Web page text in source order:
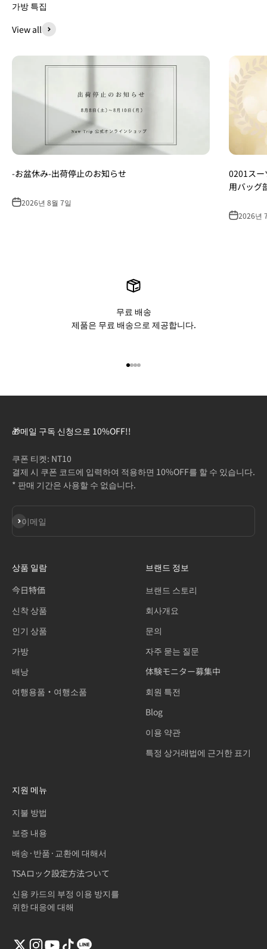
가방 특집
View all
-お盆休み-出荷停止のお知らせ
2026년 8월 7일
0201ス
用バッグ
2026년
무료 배송
제품은 무료 배송으로 제공합니다.
아이템 1(으)로 이동
아이템 2(으)로 이동
아이템 3(으)로 이동
아이템 4(으)로 이동
🎁메일 구독 신청으로 10%OFF!!
쿠폰 티켓: NT10
결제 시 쿠폰 코드에 입력하여 적용하면 10%OFF를 할 수 있습니다.
* 판매 기간은 사용할 수 없습니다.
이메일
구독
상품 일람
今日特価
신착 상품
인기 상품
가방
배낭
여행용품・여행소품
브랜드 정보
브랜드 스토리
회사개요
문의
자주 묻는 질문
体験モニター募集中
회원 특전
Blog
이용 약관
특정 상거래법에 근거한 표기
지원 메뉴
지불 방법
보증 내용
배송·반품·교환에 대해서
TSAロック設定方法ついて
신용 카드의 부정 이용 방지를
위한 대응에 대해